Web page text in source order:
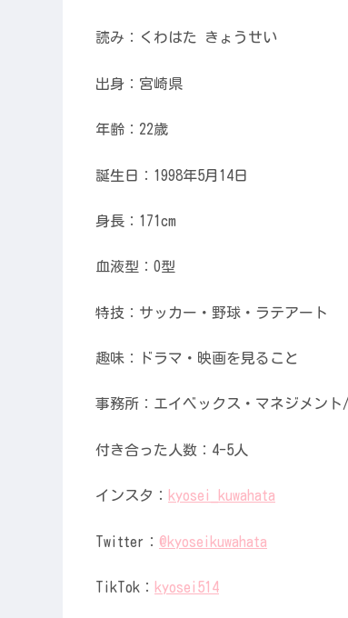
読み：くわはた きょうせい
出身：宮崎県
年齢：22歳
誕生日：1998年5月14日
身長：171cm
血液型：O型
特技：サッカー・野球・ラテアート
趣味：ドラマ・映画を見ること
事務所：エイベックス・マネジメン
付き合った人数：4-5人
インスタ： kyosei_kuwahata
Twitter： @kyoseikuwahata
TikTok： kyosei514